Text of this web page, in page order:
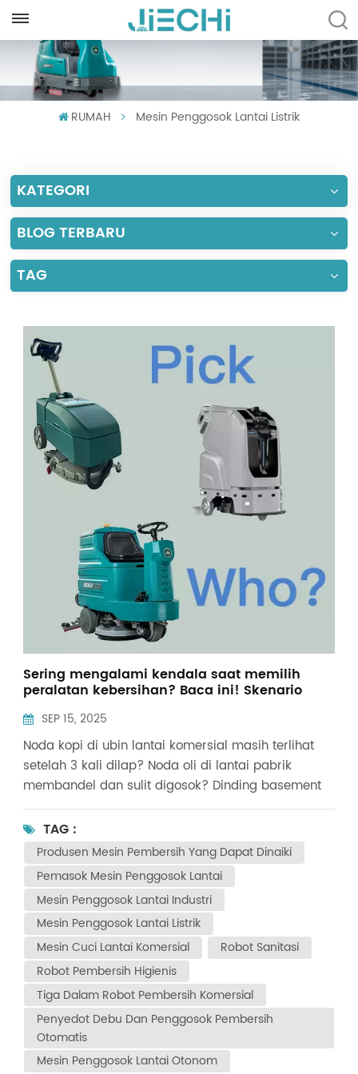
English
Français
Español
Português
العربية
Tiếng Việt
Indonesia
中文
RUMAH Mesin Penggosok Lantai Listrik
KATEGORI
BLOG TERBARU
TAG
Sering mengalami kendala saat memilih
peralatan kebersihan? Baca ini! Skenario
Pencocokan Presisi
SEP 15, 2025
Noda kopi di ubin lantai komersial masih terlihat
setelah 3 kali dilap? Noda oli di lantai pabrik
membandel dan sulit digosok? Dinding basement
berjamur selama musim hujan, dan semakin
menyebar setiap kali dilap? Berhentilah
mengandalkan pembersihan dengan tenaga
kasar! Hari ini, kami mendemonstrasikan 3 uji coba
nyata untuk membantu Anda memilih peralatan
pembersih yang tepat dan mengatasi noda
membandel dengan mudah! Noda Cair
KomersialPoin Masalah: Terminal bus/mal
beroperasi dalam waktu lama dengan waktu henti
yang minimal. Pembersihan manual membutuhkan
waktu yang lama untuk cakupan yang menyeluruh.
Mesin penggosok lantai otonom dapat menangani
sebagian beban kerja pembersihan. Jiechi JC80
Mesin Penggosok Lantai Otonom Hasil Tes:Operasi
TAG :
Produsen Mesin Pembersih Yang Dapat Dinaiki
Pemasok Mesin Penggosok Lantai
Mesin Penggosok Lantai Industri
Mesin Penggosok Lantai Listrik
Mesin Cuci Lantai Komersial
Robot Sanitasi
Robot Pembersih Higienis
Tiga Dalam Robot Pembersih Komersial
Penyedot Debu Dan Penggosok Pembersih
Otomatis
Mesin Penggosok Lantai Otonom